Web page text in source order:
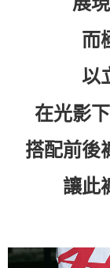
每筆NT$150，滿
付款後門市自取而
以
在光影
搭配前後
讓此